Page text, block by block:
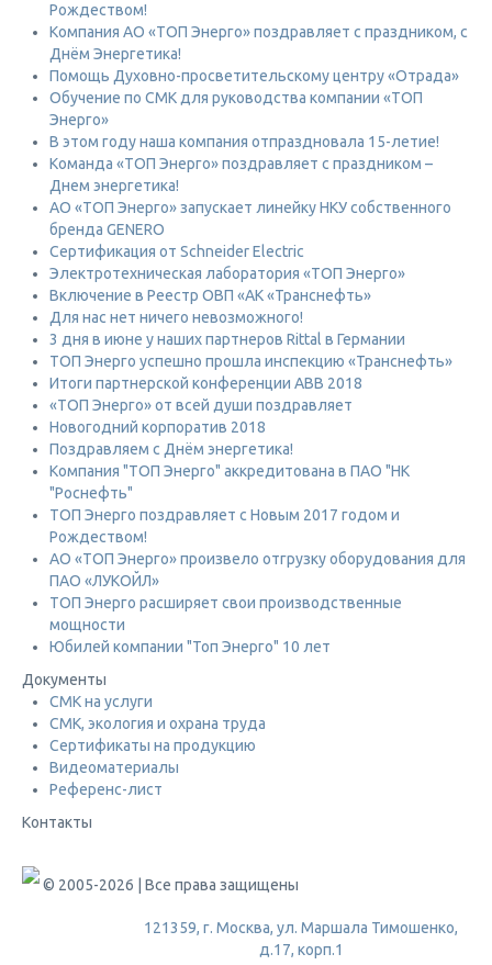
Рождеством!
Компания АО «ТОП Энерго» поздравляет с праздником, с
Днём Энергетика!
Помощь Духовно-просветительскому центру «Отрада»
Обучение по СМК для руководства компании «ТОП
Энерго»
В этом году наша компания отпраздновала 15-летие!
Команда «ТОП Энерго» поздравляет с праздником –
Днем энергетика!
АО «ТОП Энерго» запускает линейку НКУ собственного
бренда GENERO
Сертификация от Schneider Electric
Электротехническая лаборатория «ТОП Энерго»
Включение в Реестр ОВП «АК «Транснефть»
Для нас нет ничего невозможного!
3 дня в июне у наших партнеров Rittal в Германии
ТОП Энерго успешно прошла инспекцию «Транснефть»
Итоги партнерской конференции ABB 2018
«ТОП Энерго» от всей души поздравляет
Новогодний корпоратив 2018
Поздравляем с Днём энергетика!
Компания "ТОП Энерго" аккредитована в ПАО "НК
"Роснефть"
ТОП Энерго поздравляет с Новым 2017 годом и
Рождеством!
АО «ТОП Энерго» произвело отгрузку оборудования для
ПАО «ЛУКОЙЛ»
ТОП Энерго расширяет свои производственные
мощности
Юбилей компании "Топ Энерго" 10 лет
Документы
СМК на услуги
СМК, экология и охрана труда
Сертификаты на продукцию
Видеоматериалы
Референс-лист
Контакты
© 2005-2026 | Все права защищены
121359, г. Москва, ул. Маршала Тимошенко,
д.17, корп.1